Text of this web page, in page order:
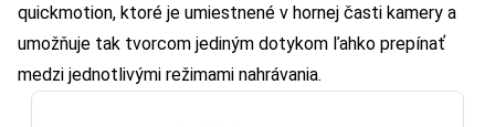
quickmotion, ktoré je umiestnené v hornej časti kamery a
umožňuje tak tvorcom jediným dotykom ľahko prepínať
medzi jednotlivými režimami nahrávania.